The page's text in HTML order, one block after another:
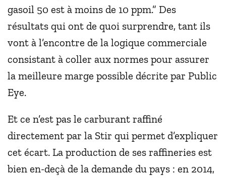
gasoil 50 est à moins de 10 ppm.” Des
résultats qui ont de quoi surprendre, tant ils
vont à l’encontre de la logique commerciale
consistant à coller aux normes pour assurer
la meilleure marge possible décrite par Public
Eye.
Et ce n’est pas le carburant raffiné
directement par la Stir qui permet d’expliquer
cet écart. La production de ses raffineries est
bien en-deçà de la demande du pays : en 2014,